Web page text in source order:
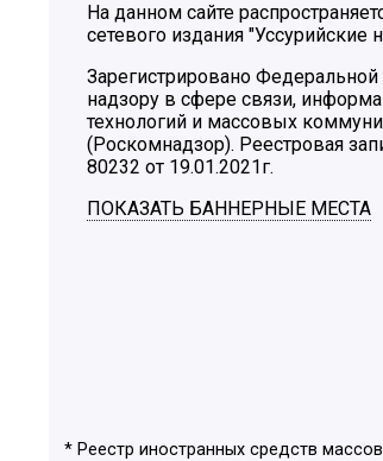
На данном сайте
сетевого издания "Уссурийские
Зарегистрировано
надзору в сфере связи,
технологий и массовых
(Роскомнадзор). Реестровая
80232 от 19.01.2021г.
ПОКАЗАТЬ БАННЕРНЫЕ МЕСТА
* Реестр иностранных средств